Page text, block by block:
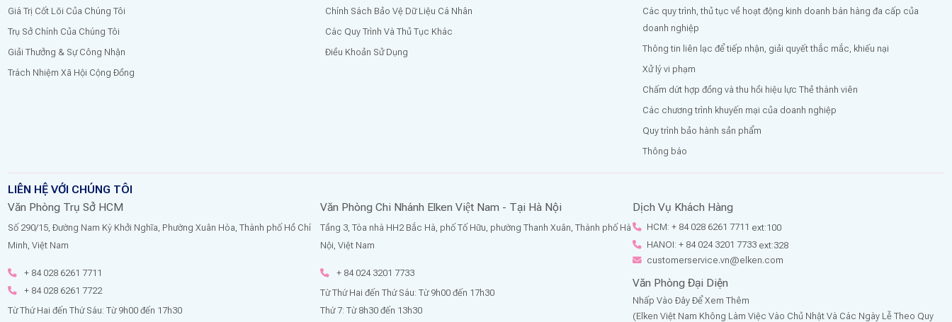
Giá Trị Cốt Lõi Của Chúng Tôi
Trụ Sở Chính Của Chúng Tôi
Giải Thưởng & Sự Công Nhận
Trách Nhiệm Xã Hội Cộng Đồng
Chính Sách Bảo Vệ Dữ Liệu Cá Nhân
Các Quy Trình Và Thủ Tục Khác
Điều Khoản Sử Dụng
Các quy trình, thủ tục về hoạt động kinh doanh bán hàng đa cấp của
doanh nghiệp
Thông tin liên lạc để tiếp nhận, giải quyết thắc mắc, khiếu nại
Xử lý vi phạm
Chấm dứt hợp đồng và thu hồi hiệu lực Thẻ thành viên
Các chương trình khuyến mại của doanh nghiệp
Quy trình bảo hành sản phẩm
Thông báo
LIÊN HỆ VỚI CHÚNG TÔI
Văn Phòng Trụ Sở HCM
Số 290/15, Đường Nam Kỳ Khởi Nghĩa, Phường Xuân Hòa, Thành phố Hồ Chí
Minh, Việt Nam
+ 84 028 6261 7711
+ 84 028 6261 7722
Từ Thứ Hai đến Thứ Sáu: Từ 9h00 đến 17h30
Văn Phòng Chi Nhánh Elken Việt Nam - Tại Hà Nội
Tầng 3, Tòa nhà HH2 Bắc Hà, phố Tố Hữu, phường Thanh Xuân, Thành phố Hà
Nội, Việt Nam
+ 84 024 3201 7733
Từ Thứ Hai đến Thứ Sáu: Từ 9h00 đến 17h30
Thứ 7: Từ 8h30 đến 13h30
Dịch Vụ Khách Hàng
HCM: + 84 028 6261 7711 ext:100
HANOI: + 84 024 3201 7733 ext:328
customerservice.vn@elken.com
Văn Phòng Đại Diện
Nhấp Vào Đây Để Xem Thêm
(Elken Việt Nam Không Làm Việc Vào Chủ Nhật Và Các Ngày Lễ Theo Quy